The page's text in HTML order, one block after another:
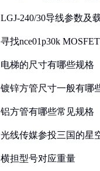
LGJ-240/30导线参数及
寻找nce01p30k
电梯的尺寸有哪些规格
镀锌方管尺寸一般有哪
铝方管有哪些常见规格
光线传媒参投三国的星
横担型号对应重量